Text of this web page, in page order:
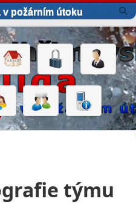
požárním útoku
týmu